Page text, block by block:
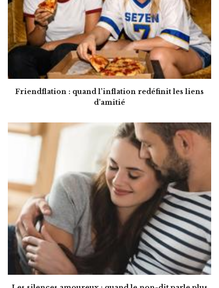
Friendflation : quand l’inflation redéfinit les liens
d’amitié